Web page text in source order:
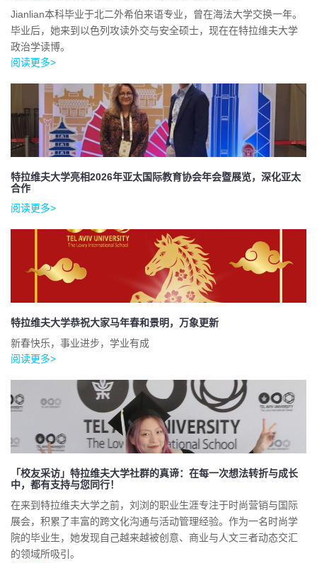
Jianlian本科毕业于北二外希伯来语专业，曾在海法大学交换一年。
毕业后，她来到以色列攻读外交与安全硕士，现在在特拉维夫大学
政治学读博。
阅读更多>
特拉维夫大学亮相2026年亚太国际教育协会年会暨展览，深化亚太
合作
阅读更多>
特拉维夫大学恭祝大家马年春和景明，万象更新
新春快乐，事业进步，学业有成
阅读更多>
「校友采访」特拉维夫大学社群的真谛：在每一次想法转折与成长
中，都有支持与您同行！
在来到特拉维夫大学之前，刘浏的职业生涯专注于时尚营销与国际
展会，积累了丰富的跨文化沟通与活动管理经验。作为一名时尚学
院的毕业生，她发现自己越来越被创意、商业与人文三者动态交汇
的领域所吸引。